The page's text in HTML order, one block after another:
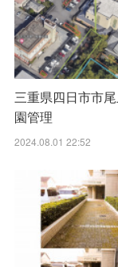
三重県四日市市
園管理
2024.08.01 22:52